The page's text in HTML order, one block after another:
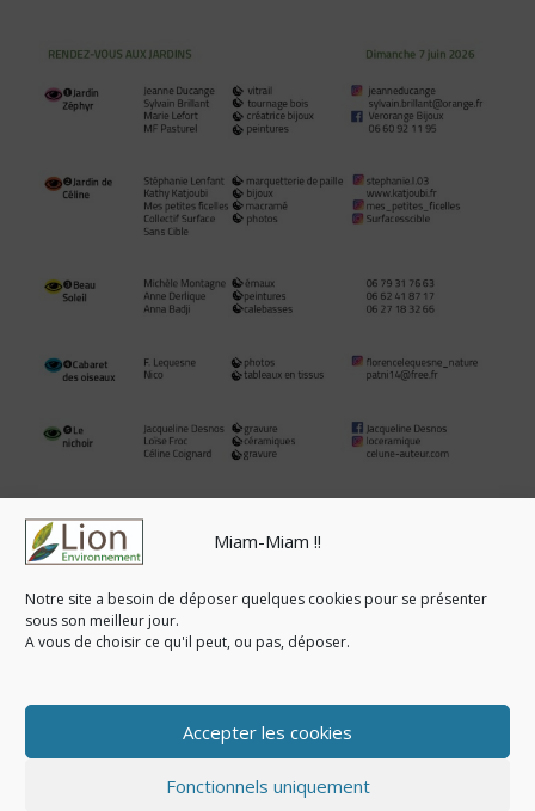
Miam-Miam !!
Notre site a besoin de déposer quelques cookies pour se présenter
sous son meilleur jour.
A vous de choisir ce qu'il peut, ou pas, déposer.
Accepter les cookies
Fonctionnels uniquement
AAJ2026_12maiPRINT Marie cachée Télécharger